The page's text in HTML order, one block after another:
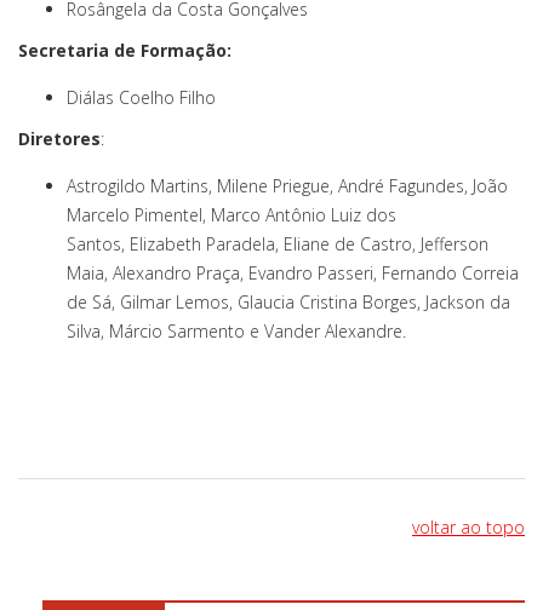
Rosângela da Costa Gonçalves
Secretaria de Formação:
Diálas Coelho Filho
Diretores:
Astrogildo Martins, Milene Priegue, André Fagundes, João
Marcelo Pimentel, Marco Antônio Luiz dos
Santos, Elizabeth Paradela, Eliane de Castro, Jefferson
Maia, Alexandro Praça, Evandro Passeri, Fernando Correia
de Sá, Gilmar Lemos, Glaucia Cristina Borges, Jackson da
Silva, Márcio Sarmento e Vander Alexandre.
voltar ao topo